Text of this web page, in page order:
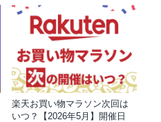
楽天お買い物マラソン次回は
いつ？【2026年5月】開催日